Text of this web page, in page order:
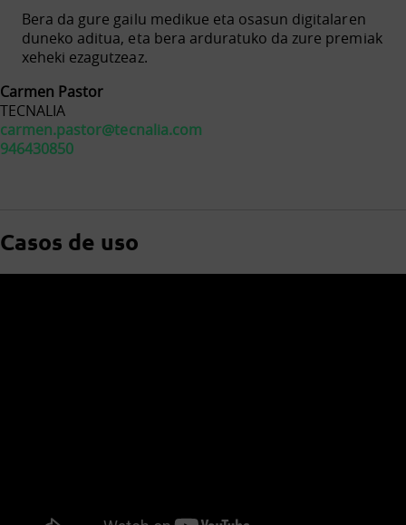
Bera da gure gailu medikue eta osasun digitalaren
duneko aditua, eta bera arduratuko da zure premiak
xeheki ezagutzeaz.
Carmen Pastor
TECNALIA
carmen.pastor@tecnalia.com
946430850
Casos de uso